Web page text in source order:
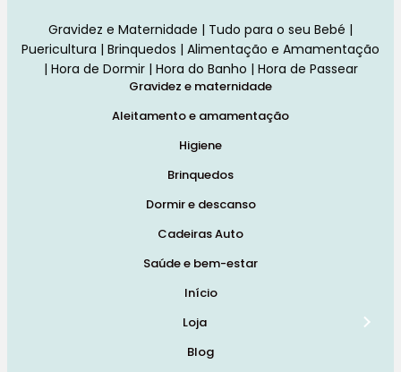
Gravidez e Maternidade | Tudo para o seu Bebé |
Puericultura | Brinquedos | Alimentação e Amamentação
| Hora de Dormir | Hora do Banho | Hora de Passear
Gravidez e maternidade
Aleitamento e amamentação
Higiene
Brinquedos
Dormir e descanso
Cadeiras Auto
Saúde e bem-estar
Início
Loja
Blog